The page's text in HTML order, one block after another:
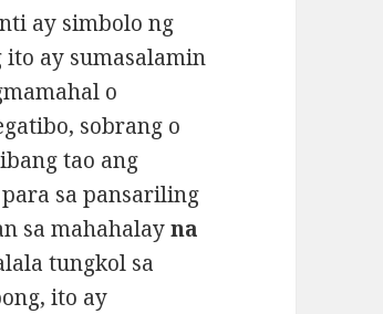
ay simbolo ng
ay sumasalamin
o
sobrang o
tao ang
sa pansariling
sa mahahalayna
tungkol sa
ito ay